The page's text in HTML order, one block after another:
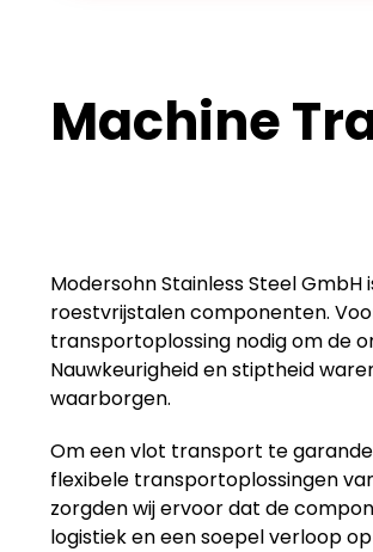
Machine
Modersohn Stainless Steel
roestvrijstalen componenten.
transportoplossing nodig om de
Nauwkeurigheid en stiptheid
waarborgen.
Om een vlot transport te
flexibele transportoplossingen
zorgden wij ervoor dat de
logistiek en een soepel verloop